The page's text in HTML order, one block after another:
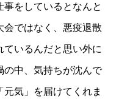
をしているとなんと
会ではなく、悪疫退散
ているんだと思い外に
の中、気持ちが沈んで
気」を届けてくれま